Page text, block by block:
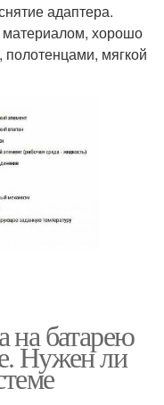
адаптера.
хорошо
мягкой
на батарею
Нужен ли